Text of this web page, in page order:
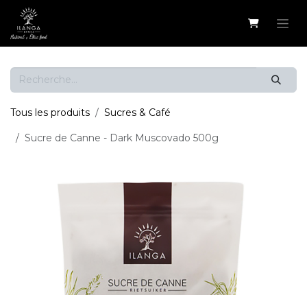
Se rendre au contenu
Tous les produits Sucres & Café
Sucre de Canne - Dark Muscovado 500g